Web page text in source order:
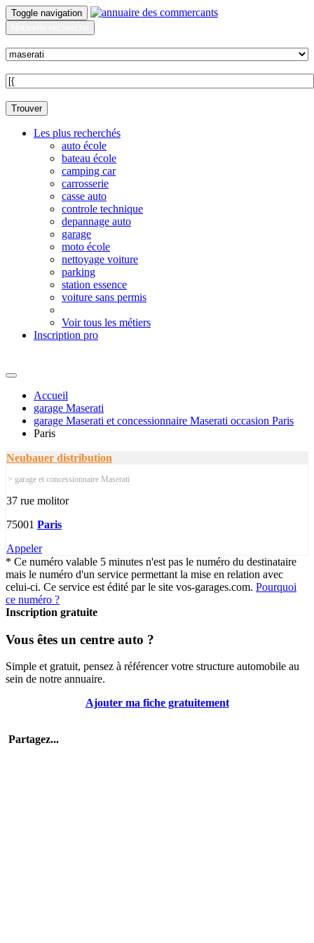
Toggle navigation
Trouver
Les plus recherchés
auto école
bateau école
camping car
carrosserie
casse auto
controle technique
depannage auto
garage
moto école
nettoyage voiture
parking
station essence
voiture sans permis
Voir tous les métiers
Inscription pro
Accueil
garage Maserati
garage Maserati et concessionnaire Maserati occasion Paris
Paris
Neubauer distribution
> garage et concessionnaire Maserati
37 rue molitor
75001 Paris
Appeler
* Ce numéro valable 5 minutes n'est pas le numéro du destinataire
mais le numéro d'un service permettant la mise en relation avec
celui-ci. Ce service est édité par le site vos-garages.com. Pourquoi
ce numéro ?
Inscription gratuite
Vous êtes un centre auto ?
Simple et gratuit, pensez à référencer votre structure automobile au
sein de notre annuaire.
Ajouter ma fiche gratuitement
Partagez...